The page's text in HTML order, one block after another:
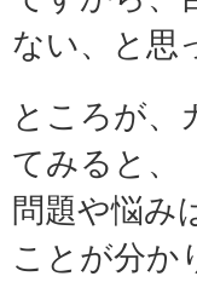
ない、と思
ところが、
てみると、
問題や悩み
ことが分か